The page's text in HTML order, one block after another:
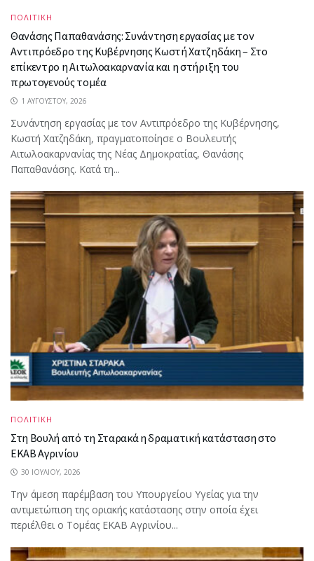
ΠΟΛΙΤΙΚΗ
Θανάσης Παπαθανάσης: Συνάντηση εργασίας με τον
Αντιπρόεδρο της Κυβέρνησης Κωστή Χατζηδάκη – Στο
επίκεντρο η Αιτωλοακαρνανία και η στήριξη του
πρωτογενούς τομέα
1 ΑΥΓΟΎΣΤΟΥ, 2026
Συνάντηση εργασίας με τον Αντιπρόεδρο της Κυβέρνησης,
Κωστή Χατζηδάκη, πραγματοποίησε ο Βουλευτής
Αιτωλοακαρνανίας της Νέας Δημοκρατίας, Θανάσης
Παπαθανάσης. Κατά τη...
ΠΟΛΙΤΙΚΗ
Στη Βουλή από τη Σταρακά η δραματική κατάσταση στο
ΕΚΑΒ Αγρινίου
30 ΙΟΥΛΊΟΥ, 2026
Την άμεση παρέμβαση του Υπουργείου Υγείας για την
αντιμετώπιση της οριακής κατάστασης στην οποία έχει
περιέλθει ο Τομέας ΕΚΑΒ Αγρινίου...